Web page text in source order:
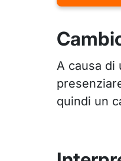
A causa di
quindi un